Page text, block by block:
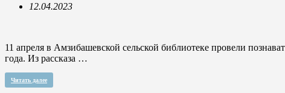
12.04.2023
11 апреля в Амзибашевской сельской библиотеке провели
года. Из рассказа …
Читать далее